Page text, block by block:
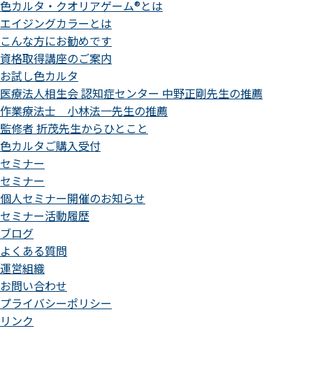
色カルタ・クオリアゲーム®とは
エイジングカラーとは
こんな方にお勧めです
資格取得講座のご案内
お試し色カルタ
医療法人相生会 認知症センター 中野正剛先生の推薦
作業療法士 小林法一先生の推薦
監修者 折茂先生からひとこと
色カルタご購入受付
セミナー
セミナー
個人セミナー開催のお知らせ
セミナー活動履歴
ブログ
よくある質問
運営組織
お問い合わせ
プライバシーポリシー
リンク